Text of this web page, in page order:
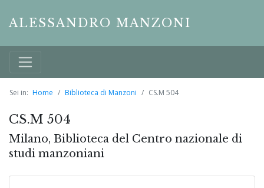
ALESSANDRO MANZONI
Sei in: Home Biblioteca di Manzoni CS.M 504
CS.M 504
Milano, Biblioteca del Centro nazionale di
studi manzoniani